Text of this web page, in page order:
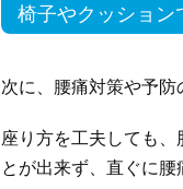
椅子やクッション
次に、腰痛対策や予防
座り方を工夫しても
とが出来ず、直ぐに腰